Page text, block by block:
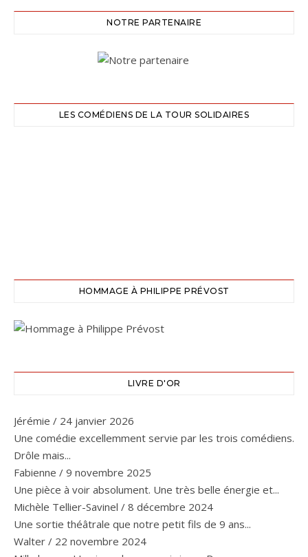
NOTRE PARTENAIRE
LES COMÉDIENS DE LA TOUR SOLIDAIRES
HOMMAGE À PHILIPPE PRÉVOST
LIVRE D'OR
Jérémie / 24 janvier 2026
Une comédie excellemment servie par les trois comédiens.
Drôle mais...
Fabienne / 9 novembre 2025
Une pièce à voir absolument. Une très belle énergie et...
Michèle Tellier-Savinel / 8 décembre 2024
Une sortie théâtrale que notre petit fils de 9 ans...
Walter / 22 novembre 2024